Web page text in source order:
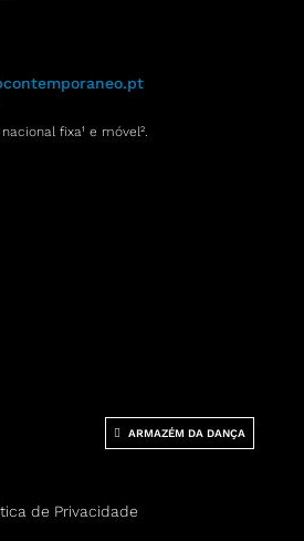
fixa¹ e móvel².
ARMAZÉM DA DANÇA
de Privacidade